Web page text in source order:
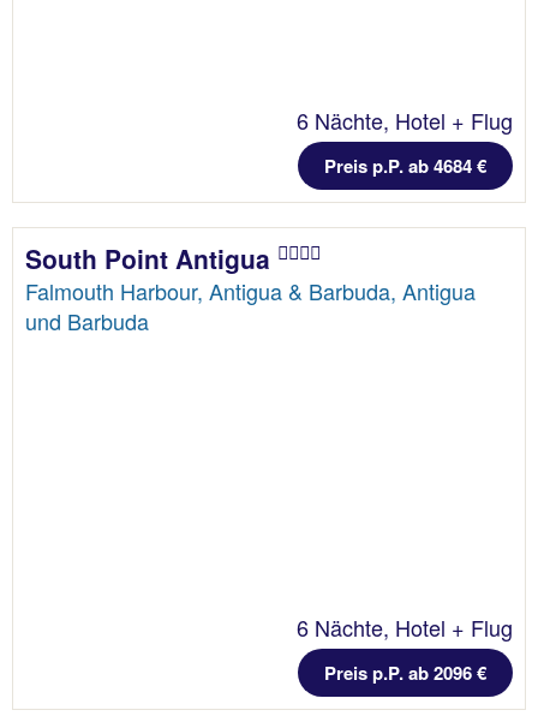
6 Nächte, Hotel + Flug
Preis p.P. ab 4684 €
South Point Antigua
Falmouth Harbour, Antigua & Barbuda, Antigua
und Barbuda
6 Nächte, Hotel + Flug
Preis p.P. ab 2096 €